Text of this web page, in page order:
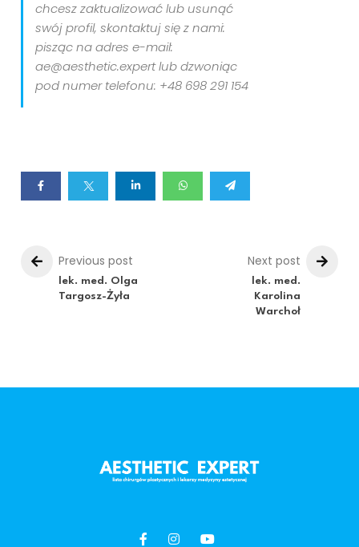
chcesz zaktualizować lub usunąć
swój profil, skontaktuj się z nami:
pisząc na adres e-mail:
ae@aesthetic.expert lub dzwoniąc
pod numer telefonu: +48 698 291 154
Previous post
lek. med. Olga
Targosz-Żyła
Next post
lek. med.
Karolina
Warchoł